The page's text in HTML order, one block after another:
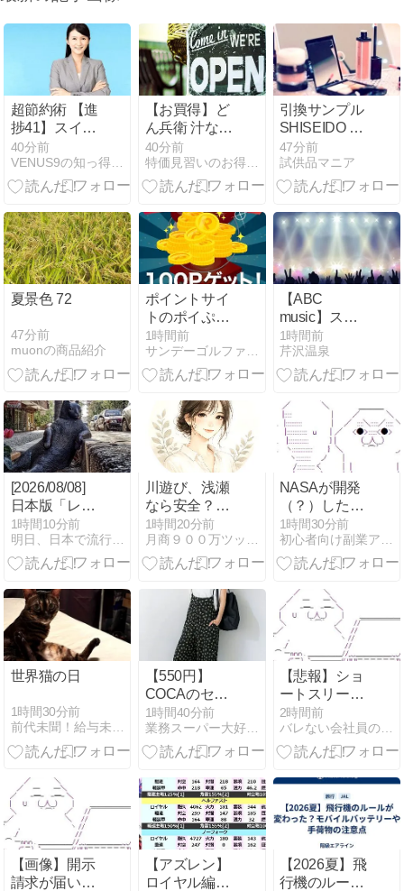
超節約術 【進
捗41】スイン
グ・スワップ
攻略 トルコリ
ラ円＆メキシ
（TRYJPY&MXNJPY）
＆CHFTRY
40分前
VENUS9の知っ得シリーズ 爆速サイト・超節約術・FX攻略
【お買得】ど
ん兵衛 汁なし
だしソース焼
うどん 93g
×12個 [日清食
うどん 50周年
記念 U.F.O.コ
ラボ 進撃シリ
ーズ] 2,099円
40分前
特価見習いのお得情報マルシェ
引換サンプル
SHISEIDO オ
イデルミンエ
ッセンスロー
ションを試せ
47分前
試供品マニア
夏景色 72
47分前
muonの商品紹介
ポイントサイ
トのポイぷる
の毎日挑戦で
きるポイガチ
ャで昨年12月
イントゲッ
ト！
1時間前
サンデーゴルファーの無料でお小遣いを稼ぐ方法
【ABC
music】ステ
ィービー・ワ
ンダー「I Just
Called to Say I
2007年大阪ラ
イブの思い出
1時間前
芹沢温泉
[2026/08/08]
日本版「レト
ロゲーム転
売」副業の可
能性（MINA）
1時間10分前
明日、日本で流行る副業｜MINAの海外副業分析室
川遊び、浅瀬
なら安全？ラ
イフジャケッ
ト7つの基本
1時間20分前
月商９００万ツッキー＠せどり王子のCDDVDせどり
NASAが開発
（？）した冷
感ポンチョ
「着るだけで
体感-15℃」←
1時間30分前
初心者向け副業アフィリエイト情報館 InfoShop
世界猫の日
1時間30分前
前代未聞！給与未払日記
【550円】
COCAのセー
ルがヤバい！
1時間40分前
業務スーパー大好き専業主婦３児ママのブログ
【悲報】ショ
ートスリーパ
ー、キレる
2時間前
バレない会社員の副業ランキング
【画像】開示
請求が届い
【アズレン】
ロイヤル編成
【2026夏】飛
行機のルール